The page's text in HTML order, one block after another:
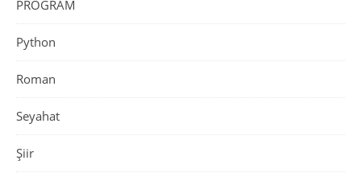
PROGRAM
Python
Roman
Seyahat
Şiir